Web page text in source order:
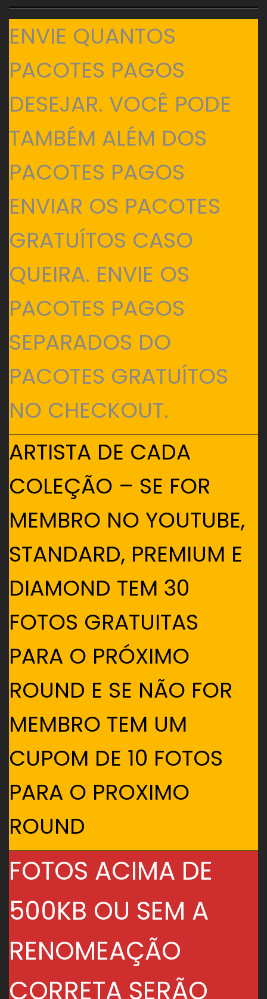
ENVIE QUANTOS
PACOTES PAGOS
DESEJAR. VOCÊ PODE
TAMBÉM ALÉM DOS
PACOTES PAGOS
ENVIAR OS PACOTES
GRATUÍTOS CASO
QUEIRA. ENVIE OS
PACOTES PAGOS
SEPARADOS DO
PACOTES GRATUÍTOS
NO CHECKOUT.
ARTISTA DE CADA
COLEÇÃO – SE FOR
MEMBRO NO YOUTUBE,
STANDARD, PREMIUM E
DIAMOND TEM 30
FOTOS GRATUITAS
PARA O PRÓXIMO
ROUND E SE NÃO FOR
MEMBRO TEM UM
CUPOM DE 10 FOTOS
PARA O PROXIMO
ROUND
FOTOS ACIMA DE
500KB OU SEM A
RENOMEAÇÃO
CORRETA SERÃO